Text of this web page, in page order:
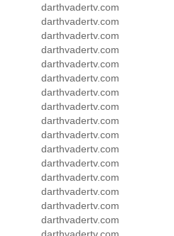
darthvadertv.com
darthvadertv.com
darthvadertv.com
darthvadertv.com
darthvadertv.com
darthvadertv.com
darthvadertv.com
darthvadertv.com
darthvadertv.com
darthvadertv.com
darthvadertv.com
darthvadertv.com
darthvadertv.com
darthvadertv.com
darthvadertv.com
darthvadertv.com